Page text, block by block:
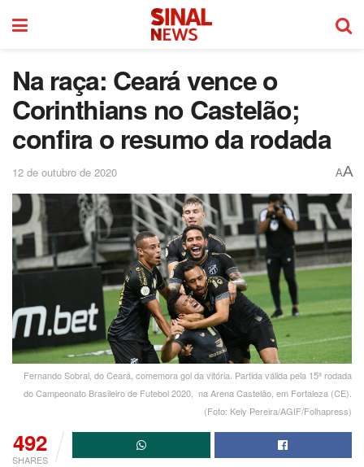
Na raça: Ceará vence o
Corinthians no Castelão;
confira o resumo da rodada
12 de outubro de 2020 AA
Fernando Sobral, do Ceará, comemora gol da vitória. Partida válida pela 15ª rodada
do Campeonato Brasileiro de Futebol 2020, na Arena Castelão, em Fortaleza (CE).
(Foto: Kely Pereira/AGIF/Folhapress)
492
SHARES